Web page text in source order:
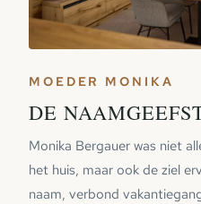
MOEDER MONIKA
DE
Monika Bergauer was niet
het huis, maar ook de ziel
naam, verbond